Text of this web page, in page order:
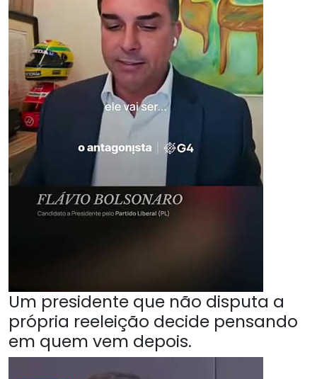
Um presidente que não disputa a
própria reeleição decide pensando
em quem vem depois.